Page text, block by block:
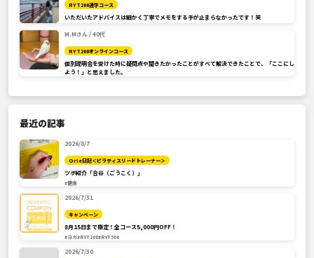
RYT200通学コース
いただいたアドバイスは細かく丁寧でメモをする手が止まらなかったです！笑
M.Mさん / 40代
RYT200オンラインコース
個別説明会を受けた時に疑問点や聞きたかったことがすべて解決できたことで、「ここにし
よう！」と思えました。
最近の記事
2026/8/7
Orie日記＜ピラティスリードトレーナー＞
ツボ紹介「合谷（ごうこく）」
#健康
2026/7/31
キャンペーン
8月15日まで限定！全コース5,000円OFF！
#ヨガ#RYT200#RYT500
2026/7/30